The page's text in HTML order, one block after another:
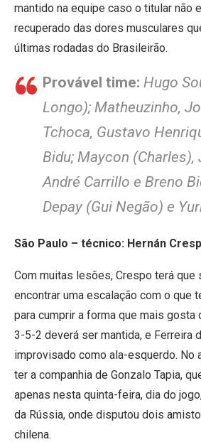
mantido na equipe caso o titular não
recuperado das dores musculares
últimas rodadas do Brasileirão.
Provável time: Hugo
Longo); Matheuzinho,
Tchoca, Gustavo
Bidu; Maycon
André Carrillo e Breno
Depay (Gui Negão) e
São Paulo – técnico: Hernán
Com muitas lesões, Crespo terá que
encontrar uma escalação com o que
para cumprir a forma que mais gosta
3-5-2 deverá ser mantida, e Ferreira
improvisado como ala-esquerdo. No
ter a companhia de Gonzalo Tapia,
apenas nesta quinta-feira, dia do
da Rússia, onde disputou dois
chilena.